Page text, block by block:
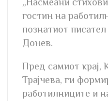
гостин на
познатиот
Донев.
Пред самиот крај,
Трајчева, ги
работилниците и